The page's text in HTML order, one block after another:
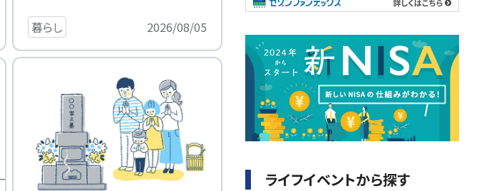
暮らし 2026/08/05
ライフイベントから探す